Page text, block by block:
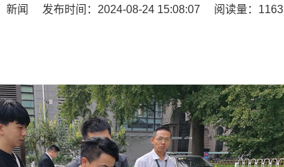
新闻 发布时间：2024-08-24 15:08:07 阅读量：1163